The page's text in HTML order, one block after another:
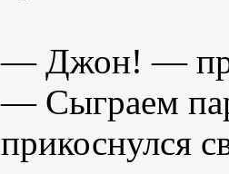
— Джон! —
— Сыграем
прикоснулся